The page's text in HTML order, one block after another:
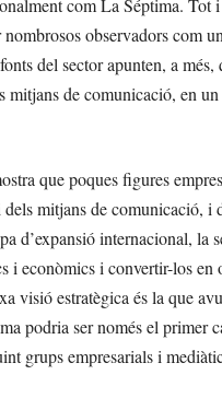
com La Séptima. Tot
observadors com
del sector apunten, a
mitjans de comunicació, en
que poques figures
mitjans de comunicació, i
d’expansió internacional, la
i econòmics i convertir-los
visió estratègica és la que
podria ser només el primer
grups empresarials i